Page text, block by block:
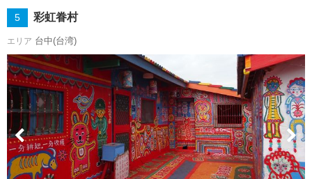
5 彩虹眷村
エリア 台中(台湾)